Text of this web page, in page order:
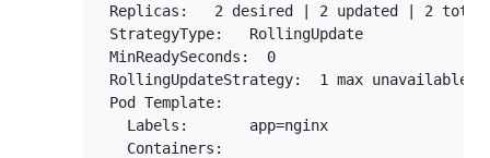
Replicas:   2 desired | 2 updated | 2
StrategyType:   RollingUpdate
MinReadySeconds:  0
RollingUpdateStrategy:  1 max unavailable,
Pod Template:
   Labels:       app=nginx
   Containers: